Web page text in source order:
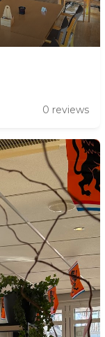
0 reviews